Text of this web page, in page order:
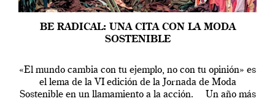
BE RADICAL: UNA CITA CON LA MODA
SOSTENIBLE
«El mundo cambia con tu ejemplo, no con tu opinión» es
el lema de la VI edición de la Jornada de Moda
Sostenible en un llamamiento a la acción. Un año más